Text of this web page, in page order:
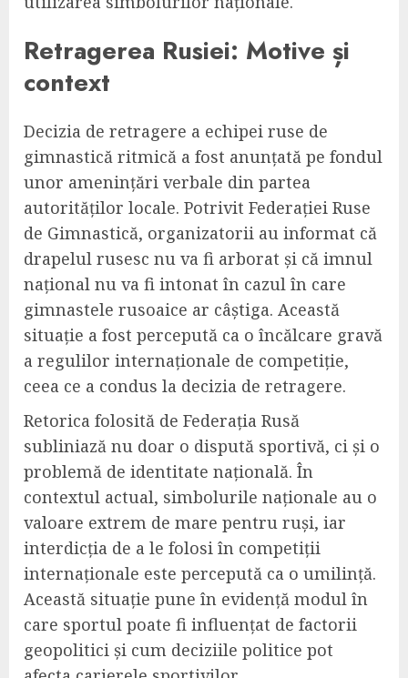
Retragerea Rusiei: Motive și
context
Decizia de retragere a echipei ruse de
gimnastică ritmică a fost anunțată pe fondul
unor amenințări verbale din partea
autorităților locale. Potrivit Federației Ruse
de Gimnastică, organizatorii au informat că
drapelul rusesc nu va fi arborat și că imnul
național nu va fi intonat în cazul în care
gimnastele rusoaice ar câștiga. Această
situație a fost percepută ca o încălcare gravă
a regulilor internaționale de competiție,
ceea ce a condus la decizia de retragere.
Retorica folosită de Federația Rusă
subliniază nu doar o dispută sportivă, ci și o
problemă de identitate națională. În
contextul actual, simbolurile naționale au o
valoare extrem de mare pentru ruși, iar
interdicția de a le folosi în competiții
internaționale este percepută ca o umilință.
Această situație pune în evidență modul în
care sportul poate fi influențat de factorii
geopolitici și cum deciziile politice pot